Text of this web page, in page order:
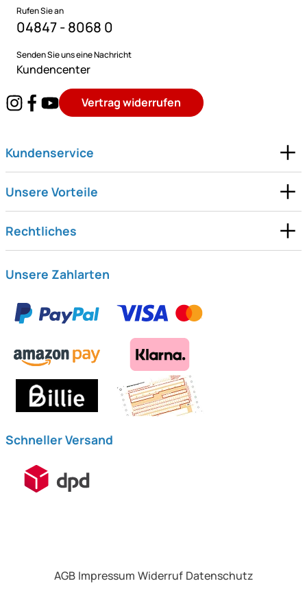
Rufen Sie an
04847 - 8068 0
Senden Sie uns eine Nachricht
Kundencenter
Vertrag widerrufen
Kundenservice
Unsere Vorteile
Rechtliches
Unsere Zahlarten
Schneller Versand
AGB Impressum Widerruf Datenschutz